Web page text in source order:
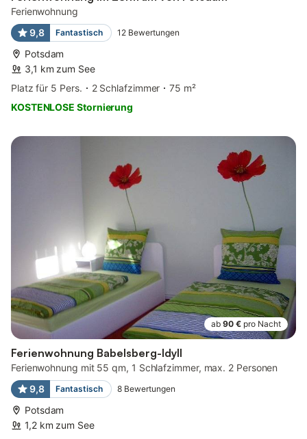
Ferienwohnung
9,8
Fantastisch 12 Bewertungen
Potsdam
3,1 km zum See
Platz für 5 Pers.
2 Schlafzimmer
75 m²
KOSTENLOSE Stornierung
ab 90 € pro Nacht
Ferienwohnung Babelsberg-Idyll
Ferienwohnung mit 55 qm, 1 Schlafzimmer, max. 2 Personen
9,8
Fantastisch 8 Bewertungen
Potsdam
1,2 km zum See